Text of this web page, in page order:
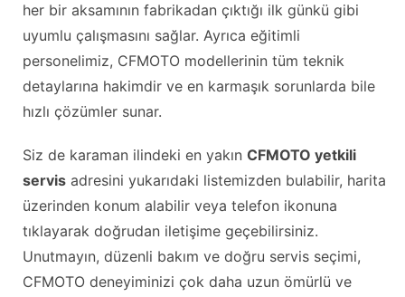
her bir aksamının fabrikadan çıktığı ilk günkü gibi
uyumlu çalışmasını sağlar. Ayrıca eğitimli
personelimiz, CFMOTO modellerinin tüm teknik
detaylarına hakimdir ve en karmaşık sorunlarda bile
hızlı çözümler sunar.
Siz de karaman ilindeki en yakın CFMOTO yetkili
servis adresini yukarıdaki listemizden bulabilir, harita
üzerinden konum alabilir veya telefon ikonuna
tıklayarak doğrudan iletişime geçebilirsiniz.
Unutmayın, düzenli bakım ve doğru servis seçimi,
CFMOTO deneyiminizi çok daha uzun ömürlü ve